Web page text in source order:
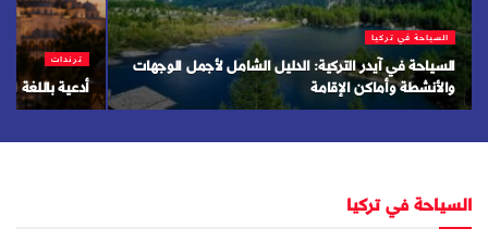
السياحة في تركيا
السياحة في آيدر التركية: الدليل الشامل لأجمل الوجهات
والأنشطة وأماكن الإقامة
ترندات
أدعية باللغة
السياحة في تركيا